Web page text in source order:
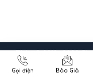
TM + © 2013 -2023
web bởi
Gọi điện Báo Giá